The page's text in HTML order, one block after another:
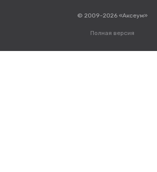
© 2009-2026 «Аксеум»
Полная версия